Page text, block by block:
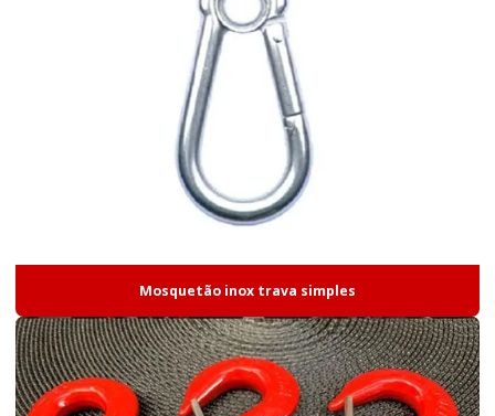
Mosquetão inox trava simples